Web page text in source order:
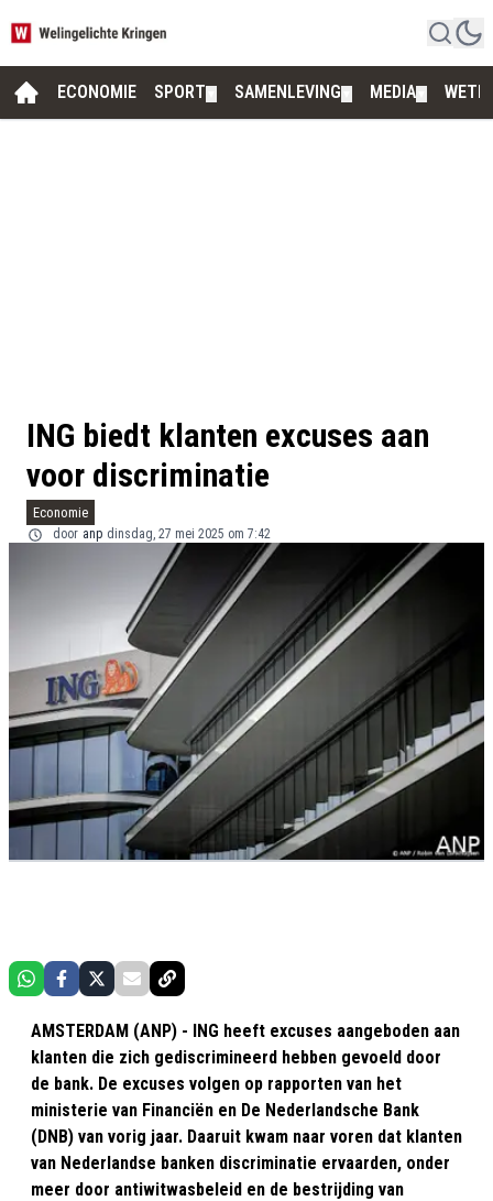
ECONOMIE SPORT SAMENLEVING MEDIA
ING biedt klanten excuses aan
voor discriminatie
Economie
door anp dinsdag, 27 mei 2025 om 7:42
AMSTERDAM (ANP) - ING heeft excuses aangeboden aan
klanten die zich gediscrimineerd hebben gevoeld door
de bank. De excuses volgen op rapporten van het
ministerie van Financiën en De Nederlandsche Bank
(DNB) van vorig jaar. Daaruit kwam naar voren dat klanten
van Nederlandse banken discriminatie ervaarden, onder
meer door antiwitwasbeleid en de bestrijding van